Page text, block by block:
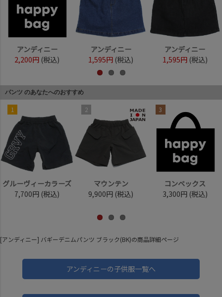
アンディニー
2,200円 (税込)
アンディニー
1,595円 (税込)
アンディニー
1,595円 (税込)
パンツ のあなたへのおすすめ
1
グルーヴィーカラーズ
7,700円 (税込)
2
マウンテン
9,900円 (税込)
3
コンベックス
3,300円 (税込)
[アンディニー] バギーデニムパンツ ブラック(BK)の商品詳細ページ
アンディニーの子供服一覧へ